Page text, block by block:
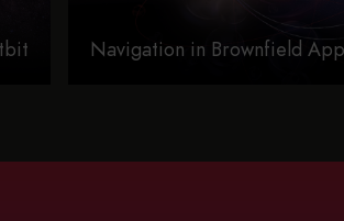
Navigation in Brownfield